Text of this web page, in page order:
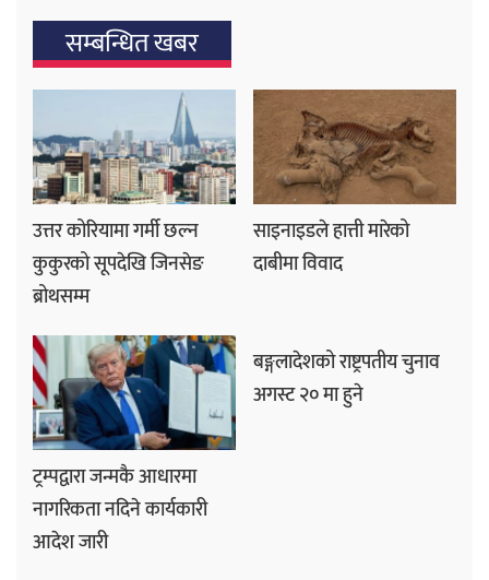
सम्बन्धित खबर
उत्तर कोरियामा गर्मी छल्न
कुकुरको सूपदेखि जिनसेङ
ब्रोथसम्म
साइनाइडले हात्ती मारेको
दाबीमा विवाद
ट्रम्पद्वारा जन्मकै आधारमा
नागरिकता नदिने कार्यकारी
आदेश जारी
बङ्गलादेशको राष्ट्रपतीय चुनाव
अगस्ट २० मा हुने